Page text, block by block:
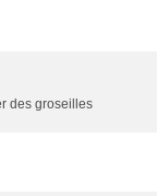
des groseilles